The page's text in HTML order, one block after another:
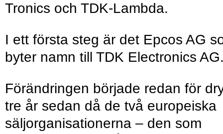
Tronics och TDK-Lambda.
I ett första steg är det Epcos AG
byter namn till TDK Electronics
Förändringen började redan för
tre år sedan då de två europeiska
säljorganisationerna – den som